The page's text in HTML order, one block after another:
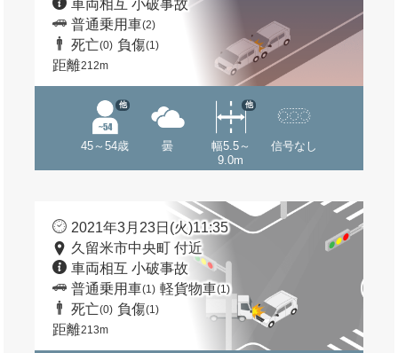
車両相互 小破事故
普通乗用車(2)
死亡(0) 負傷(1)
距離212m
45～54歳
他
曇
幅5.5～
9.0m
他
信号なし
2021年3月23日(火)11:35
久留米市中央町 付近
車両相互 小破事故
普通乗用車(1) 軽貨物車(1)
死亡(0) 負傷(1)
距離213m